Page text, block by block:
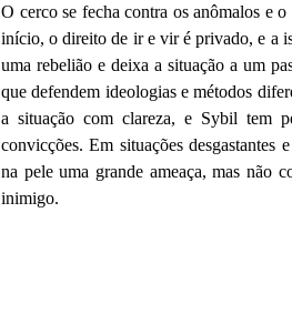
O cerco se fecha contra os anômalos e
início, o direito de ir e vir é privado, e a
uma rebelião e deixa a situação a um
que defendem ideologias e métodos
a situação com clareza, e Sybil tem
convicções. Em situações desgastantes
na pele uma grande ameaça, mas não
inimigo.